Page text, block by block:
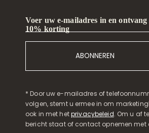
Voer uw e-mailadres in en ontvang
10% korting
ABONNEREN
* Door uw e-mailadres of
volgen, stemt u ermee in om
ook in met hetprivacybeleid. Om u af
bericht staat of contact opnemen met